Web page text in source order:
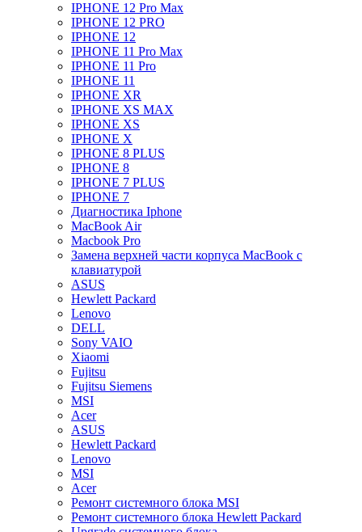
IPHONE 12 Pro Max
IPHONE 12 PRO
IPHONE 12
IPHONE 11 Pro Max
IPHONE 11 Pro
IPHONE 11
IPHONE XR
IPHONE XS MAX
IPHONE XS
IPHONE X
IPHONE 8 PLUS
IPHONE 8
IPHONE 7 PLUS
IPHONE 7
Диагностика Iphone
MacBook Air
Macbook Pro
Замена верхней части корпуса MacBook с
клавиатурой
ASUS
Hewlett Packard
Lenovo
DELL
Sony VAIO
Xiaomi
Fujitsu
Fujitsu Siemens
MSI
Acer
ASUS
Hewlett Packard
Lenovo
MSI
Acer
Ремонт системного блока MSI
Ремонт системного блока Hewlett Packard